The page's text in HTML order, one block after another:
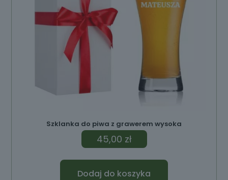
Szklanka do piwa z grawerem wysoka
45,00 zł
Dodaj do koszyka